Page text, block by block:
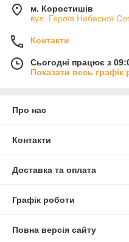
м. Коростишів
вул. Героїв Небесної
Контакти
Сьогодні працює з
Показати весь графік
Про нас
Контакти
Доставка та оплата
Графік роботи
Повна версія сайту